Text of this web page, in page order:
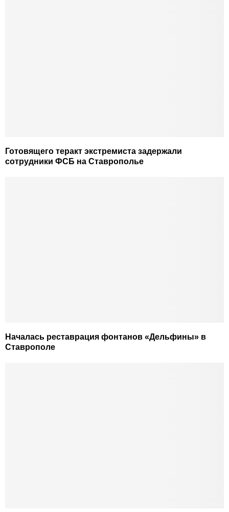
Готовящего теракт экстремиста задержали
сотрудники ФСБ на Ставрополье
Началась реставрация фонтанов «Дельфины» в
Ставрополе